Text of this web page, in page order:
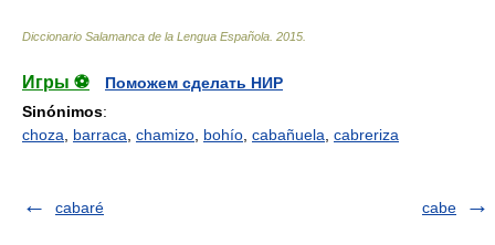
Diccionario Salamanca de la Lengua Española 2015
Игры ⚽
Поможем сделать НИР
Sinónimos:
choza
barraca chamizo bohío cabañuela cabreriza
cabaré cabe